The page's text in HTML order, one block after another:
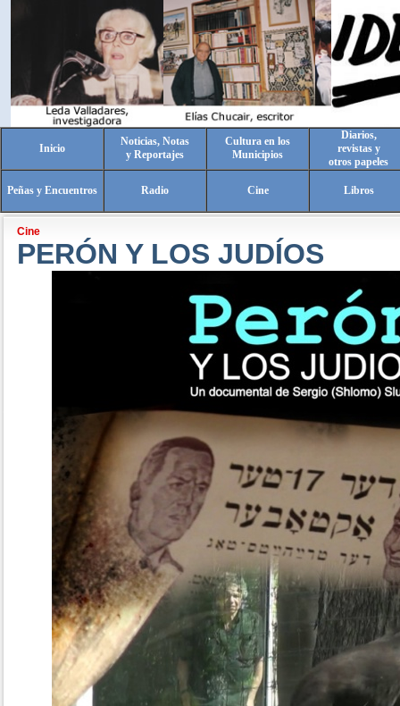
Inicio
Noticias, Notas
y Reportajes
Cultura en los
Municipios
Diarios,
revistas y
otros papeles
Peñas y Encuentros Radio Cine Libros
Cine
PERÓN Y LOS JUDÍOS